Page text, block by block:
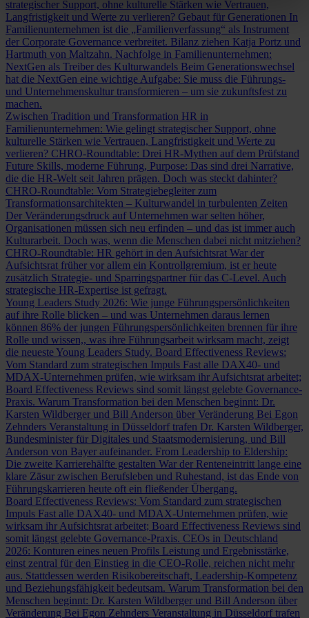
strategischer Support, ohne kulturelle Stärken wie Vertrauen,
Langfristigkeit und Werte zu verlieren? Gebaut für Generationen In
Familienunternehmen ist die „Familienverfassung“ als Instrument
der Corporate Governance verbreitet. Bilanz ziehen Katja Portz und
Hartmuth von Maltzahn. Nachfolge in Familienunternehmen:
NextGen als Treiber des Kulturwandels Beim Generationswechsel
hat die NextGen eine wichtige Aufgabe: Sie muss die Führungs-
und Unternehmenskultur transformieren – um sie zukunftsfest zu
machen.
Zwischen Tradition und Transformation HR in
Familienunternehmen: Wie gelingt strategischer Support, ohne
kulturelle Stärken wie Vertrauen, Langfristigkeit und Werte zu
verlieren? CHRO-Roundtable: Drei HR-Mythen auf dem Prüfstand
Future Skills, moderne Führung, Purpose: Das sind drei Narrative,
die die HR-Welt seit Jahren prägen. Doch was steckt dahinter?
CHRO-Roundtable: Vom Strategiebegleiter zum
Transformationsarchitekten – Kulturwandel in turbulenten Zeiten
Der Veränderungsdruck auf Unternehmen war selten höher,
Organisationen müssen sich neu erfinden – und das ist immer auch
Kulturarbeit. Doch was, wenn die Menschen dabei nicht mitziehen?
CHRO-Roundtable: HR gehört in den Aufsichtsrat War der
Aufsichtsrat früher vor allem ein Kontrollgremium, ist er heute
zusätzlich Strategie- und Sparringspartner für das C-Level. Auch
strategische HR-Expertise ist gefragt.
Young Leaders Study 2026: Wie junge Führungspersönlichkeiten
auf ihre Rolle blicken – und was Unternehmen daraus lernen
können 86% der jungen Führungspersönlichkeiten brennen für ihre
Rolle und wissen,, was ihre Führungsarbeit wirksam macht, zeigt
die neueste Young Leaders Study. Board Effectiveness Reviews:
Vom Standard zum strategischen Impuls Fast alle DAX40- und
MDAX-Unternehmen prüfen, wie wirksam ihr Aufsichtsrat arbeitet;
Board Effectiveness Reviews sind somit längst gelebte Governance-
Praxis. Warum Transformation bei den Menschen beginnt: Dr.
Karsten Wildberger und Bill Anderson über Veränderung Bei Egon
Zehnders Veranstaltung in Düsseldorf trafen Dr. Karsten Wildberger,
Bundesminister für Digitales und Staatsmodernisierung, und Bill
Anderson von Bayer aufeinander. From Leadership to Eldership:
Die zweite Karrierehälfte gestalten War der Renteneintritt lange eine
klare Zäsur zwischen Berufsleben und Ruhestand, ist das Ende von
Führungskarrieren heute oft ein fließender Übergang.
Board Effectiveness Reviews: Vom Standard zum strategischen
Impuls Fast alle DAX40- und MDAX-Unternehmen prüfen, wie
wirksam ihr Aufsichtsrat arbeitet; Board Effectiveness Reviews sind
somit längst gelebte Governance-Praxis. CEOs in Deutschland
2026: Konturen eines neuen Profils Leistung und Ergebnisstärke,
einst zentral für den Einstieg in die CEO-Rolle, reichen nicht mehr
aus. Stattdessen werden Risikobereitschaft, Leadership-Kompetenz
und Beziehungsfähigkeit bedeutsam. Warum Transformation bei den
Menschen beginnt: Dr. Karsten Wildberger und Bill Anderson über
Veränderung Bei Egon Zehnders Veranstaltung in Düsseldorf trafen